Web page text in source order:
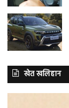
खेत खलिहान